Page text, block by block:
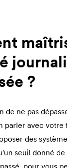
?
de ne pas
parler avec votre
des
seuil donné
pour vous